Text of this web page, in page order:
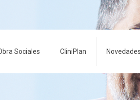
Sociales CliniPlan Novedades